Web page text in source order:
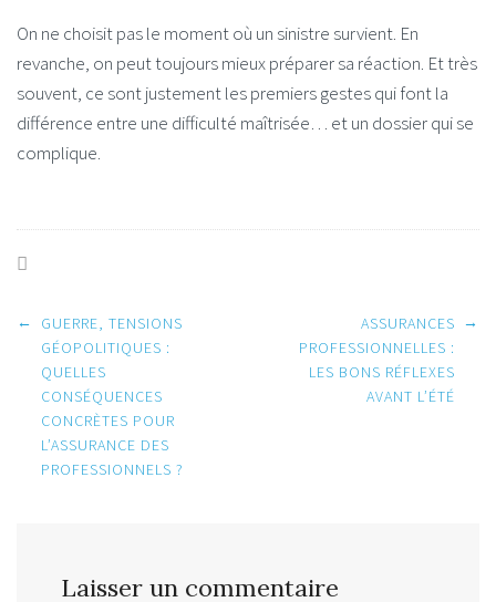
On ne choisit pas le moment où un sinistre survient. En
revanche, on peut toujours mieux préparer sa réaction. Et très
souvent, ce sont justement les premiers gestes qui font la
différence entre une difficulté maîtrisée… et un dossier qui se
complique.
Post
navigation
←
GUERRE, TENSIONS
GÉOPOLITIQUES :
QUELLES
CONSÉQUENCES
CONCRÈTES POUR
L’ASSURANCE DES
PROFESSIONNELS ?
ASSURANCES
PROFESSIONNELLES :
LES BONS RÉFLEXES
AVANT L’ÉTÉ
→
Laisser un commentaire